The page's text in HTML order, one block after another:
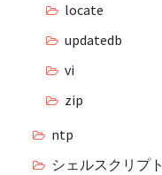
locate
updatedb
vi
zip
ntp
シェルスクリプト